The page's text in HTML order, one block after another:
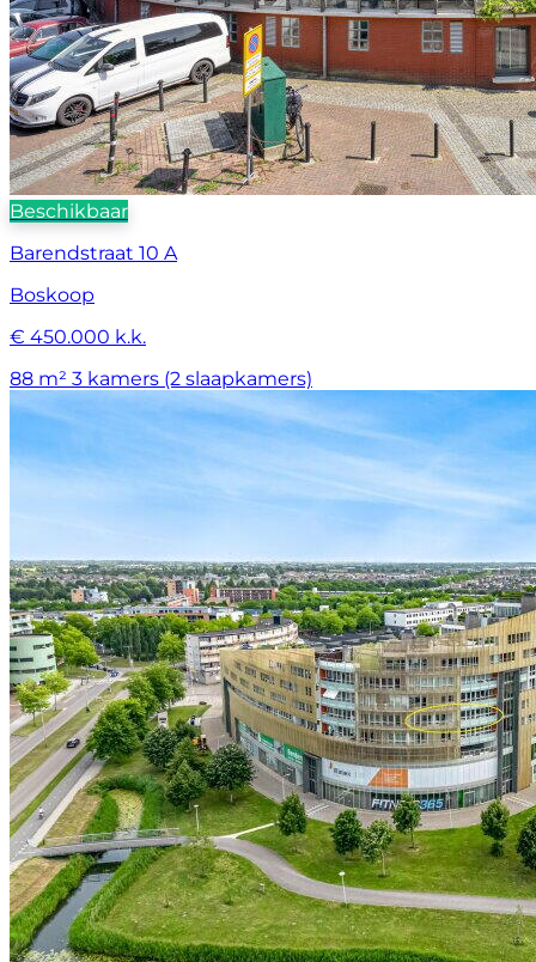
Beschikbaar
Barendstraat 10 A
Boskoop
€ 450.000 k.k.
88 m² 3 kamers (2 slaapkamers)